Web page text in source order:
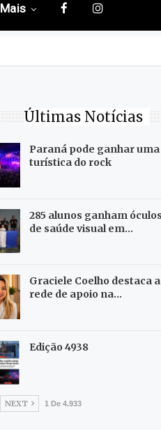
Mais
Últimas Notícias
Paraná pode ganhar
turística do rock
285 alunos ganham
de saúde visual em…
Graciele Coelho destaca
rede de apoio na…
Edição 4938
NEXT 1 De 4.933